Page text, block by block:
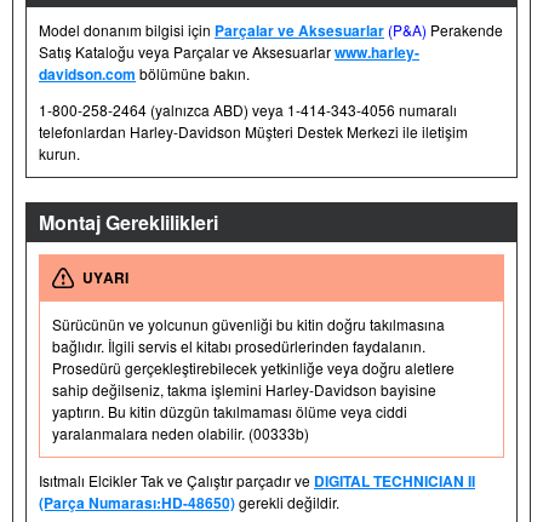
Model donanım bilgisi için Parçalar ve Aksesuarlar (P&A) Perakende
Satış Kataloğu veya Parçalar ve Aksesuarlarwww.harley-
davidson.com bölümüne bakın.
1-800-258-2464 (yalnızca ABD) veya 1-414-343-4056 numaralı
telefonlardan Harley-Davidson Müşteri Destek Merkezi ile iletişim
kurun.
Montaj Gereklilikleri
UYARI
Sürücünün ve yolcunun güvenliği bu kitin doğru takılmasına
bağlıdır. İlgili servis el kitabı prosedürlerinden faydalanın.
Prosedürü gerçekleştirebilecek yetkinliğe veya doğru aletlere
sahip değilseniz, takma işlemini Harley-Davidson bayisine
yaptırın. Bu kitin düzgün takılmaması ölüme veya ciddi
yaralanmalara neden olabilir. (00333b)
Isıtmalı Elcikler Tak ve Çalıştır parçadır ve DIGITAL TECHNICIAN II
(Parça Numarası:HD-48650)gerekli değildir.